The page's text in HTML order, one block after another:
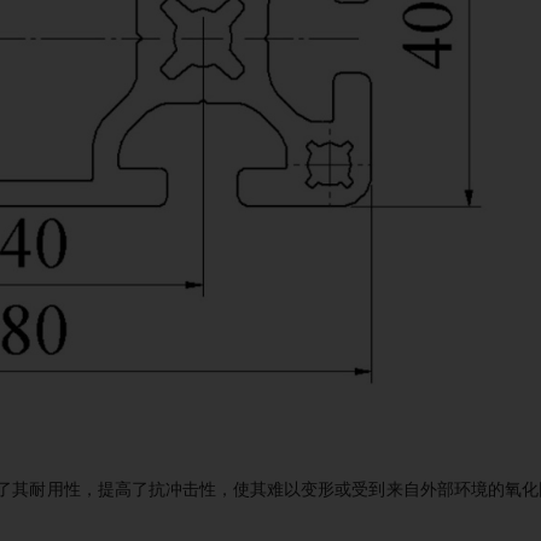
耐用性，提高了抗冲击性，使其难以变形或受到来自外部环境的氧